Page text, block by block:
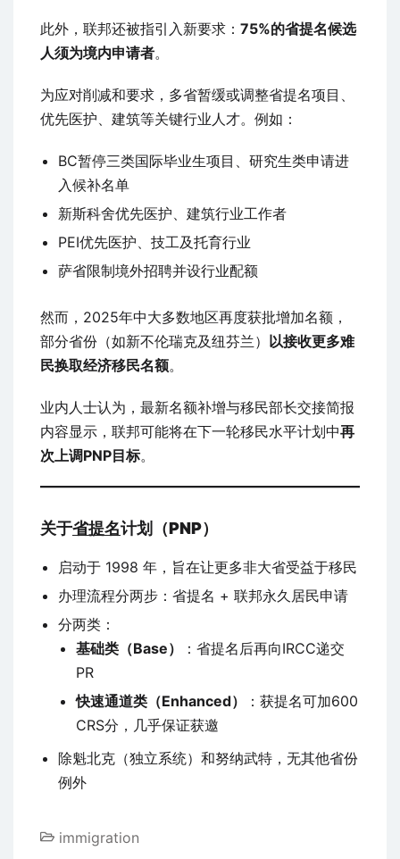
此外，联邦还被指引入新要求： 75%的省提名候选
人须为境内申请者。
为应对削减和要求，多省暂缓或调整省提名项目、
优先医护、建筑等关键行业人才。例如：
BC暂停三类国际毕业生项目、研究生类申请进
入候补名单
新斯科舍优先医护、建筑行业工作者
PEI优先医护、技工及托育行业
萨省限制境外招聘并设行业配额
然而，2025年中大多数地区再度获批增加名额，
部分省份（如新不伦瑞克及纽芬兰） 以接收更多难
民换取经济移民名额。
业内人士认为，最新名额补增与移民部长交接简报
内容显示，联邦可能将在下一轮移民水平计划中再
次上调PNP目标。
关于省提名计划（PNP）
启动于 1998 年，旨在让更多非大省受益于移民
办理流程分两步：省提名 + 联邦永久居民申请
分两类：
基础类（Base）
：省提名后再向IRCC递交
PR
快速通道类（Enhanced）
：获提名可加600
CRS分，几乎保证获邀
除魁北克（独立系统）和努纳武特，无其他省份
例外
immigration